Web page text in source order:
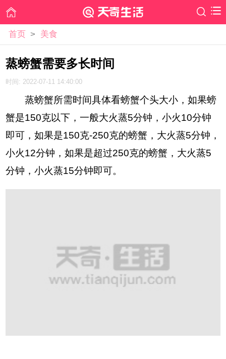
首页 > 美食
蒸螃蟹需要多长时间
时间: 2022-07-11 14:40:00
蒸螃蟹所需时间具体看螃蟹个头大小，如果螃
蟹是150克以下，一般大火蒸5分钟，小火10分钟
即可，如果是150克-250克的螃蟹，大火蒸5分钟，
小火12分钟，如果是超过250克的螃蟹，大火蒸5
分钟，小火蒸15分钟即可。